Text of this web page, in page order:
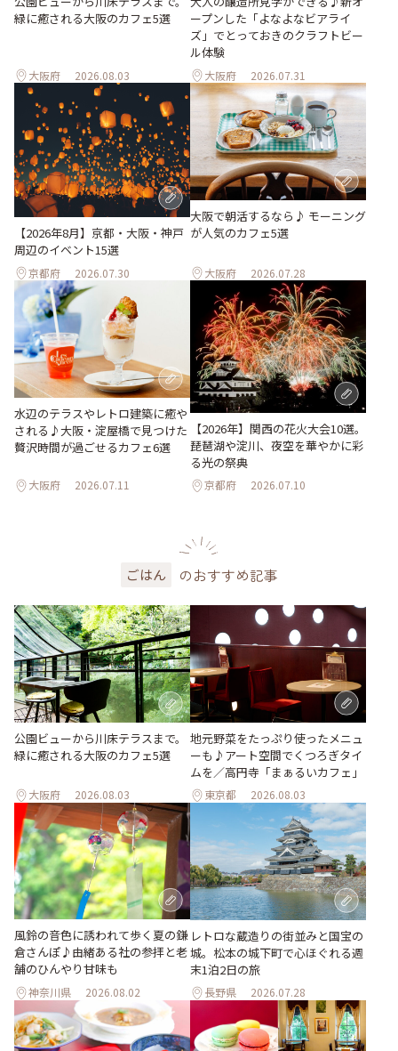
緑に癒される大阪のカフェ5選
大阪府 2026.08.03
ープンした「よなよなビアライ
ズ」でとっておきのクラフトビー
ル体験
大阪府 2026.07.31
【2026年8月】京都・大阪・神戸
周辺のイベント15選
京都府 2026.07.30
大阪で朝活するなら♪ モーニング
が人気のカフェ5選
大阪府 2026.07.28
水辺のテラスやレトロ建築に癒や
される♪大阪・淀屋橋で見つけた
贅沢時間が過ごせるカフェ6選
大阪府 2026.07.11
【2026年】関西の花火大会10選。
琵琶湖や淀川、夜空を華やかに彩
る光の祭典
京都府 2026.07.10
ごはん のおすすめ記事
公園ビューから川床テラスまで。
緑に癒される大阪のカフェ5選
大阪府 2026.08.03
地元野菜をたっぷり使ったメニュ
ーも♪アート空間でくつろぎタイ
ムを／高円寺「まぁるいカフェ」
東京都 2026.08.03
風鈴の音色に誘われて歩く夏の鎌
倉さんぽ♪由緒ある社の参拝と老
舗のひんやり甘味も
神奈川県 2026.08.02
レトロな蔵造りの街並みと国宝の
城。松本の城下町で心ほぐれる週
末1泊2日の旅
長野県 2026.07.28